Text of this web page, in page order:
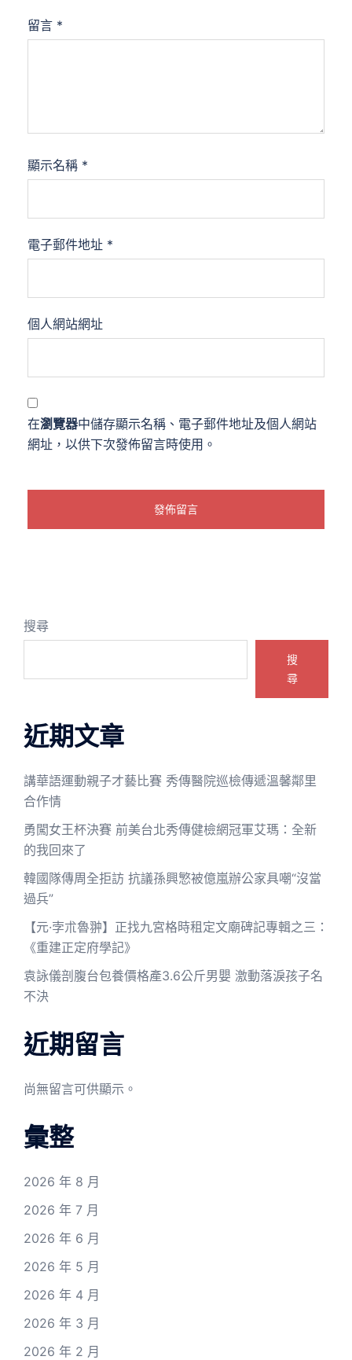
留言 *
顯示名稱 *
電子郵件地址 *
個人網站網址
在瀏覽器中儲存顯示名稱、電子郵件地址及個人網站
網址，以供下次發佈留言時使用。
搜尋
搜
尋
近期文章
講華語運動親子才藝比賽 秀傳醫院巡檢傳遞溫馨鄰里
合作情
勇闖女王杯決賽 前美台北秀傳健檢網冠軍艾瑪：全新
的我回來了
韓國隊傳周全拒訪 抗議孫興慜被億嵐辦公家具嘲“沒當
過兵”
【元·孛朮魯翀】正找九宮格時租定文廟碑記專輯之三：
《重建正定府學記》
袁詠儀剖腹台包養價格產3.6公斤男嬰 激動落淚孩子名
不決
近期留言
尚無留言可供顯示。
彙整
2026 年 8 月
2026 年 7 月
2026 年 6 月
2026 年 5 月
2026 年 4 月
2026 年 3 月
2026 年 2 月